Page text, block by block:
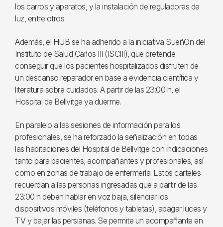
los carros y aparatos, y la instalación de reguladores de
luz, entre otros.
Además, el HUB se ha adherido a la iniciativa SueñOn del
Instituto de Salud Carlos III (ISCIII), que pretende
conseguir que los pacientes hospitalizados disfruten de
un descanso reparador en base a evidencia científica y
literatura sobre cuidados. A partir de las 23:00 h, el
Hospital de Bellvitge ya duerme.
En paralelo a las sesiones de información para los
profesionales, se ha reforzado la señalización en todas
las habitaciones del Hospital de Bellvitge con indicaciones
tanto para pacientes, acompañantes y profesionales, así
como en zonas de trabajo de enfermería. Estos carteles
recuerdan a las personas ingresadas que a partir de las
23:00 h deben hablar en voz baja, silenciar los
dispositivos móviles (teléfonos y tabletas), apagar luces y
TV y bajar las persianas. Se permite un acompañante en